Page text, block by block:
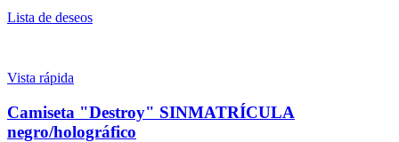
Lista de deseos
Vista rápida
Camiseta "Destroy" SINMATRÍCULA
negro/holográfico